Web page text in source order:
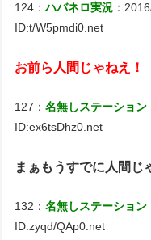
124：ハバネロ実況 ：
ID:t/W5pmdi0.net
お前ら人間じゃねえ！
127：名無しステーション
ID:ex6tsDhz0.net
まぁもうすでに人間じ
132：名無しステーション
ID:zyqd/QAp0.net